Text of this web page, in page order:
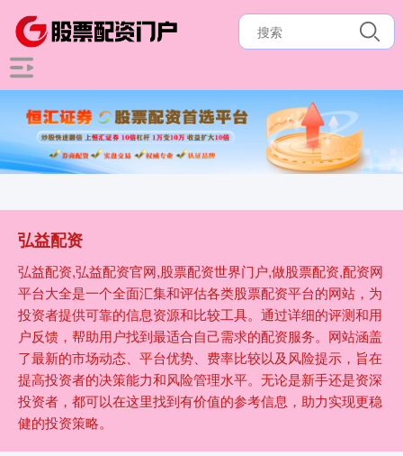
弘益配资
弘益配资,弘益配资官网,股票配资世界门户,做股票配资,配资网
平台大全是一个全面汇集和评估各类股票配资平台的网站，为
投资者提供可靠的信息资源和比较工具。通过详细的评测和用
户反馈，帮助用户找到最适合自己需求的配资服务。网站涵盖
了最新的市场动态、平台优势、费率比较以及风险提示，旨在
提高投资者的决策能力和风险管理水平。无论是新手还是资深
投资者，都可以在这里找到有价值的参考信息，助力实现更稳
健的投资策略。